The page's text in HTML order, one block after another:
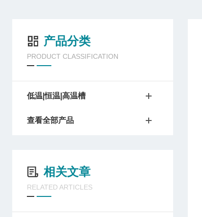
产品分类
PRODUCT CLASSIFICATION
低温|恒温|高温槽
查看全部产品
相关文章
RELATED ARTICLES